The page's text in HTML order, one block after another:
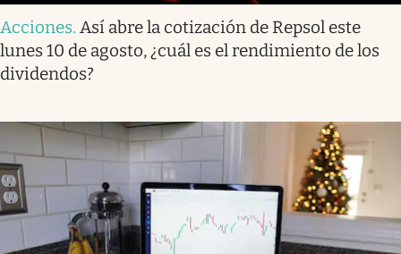
Acciones. Así abre la cotización de Repsol este
lunes 10 de agosto, ¿cuál es el rendimiento de los
dividendos?